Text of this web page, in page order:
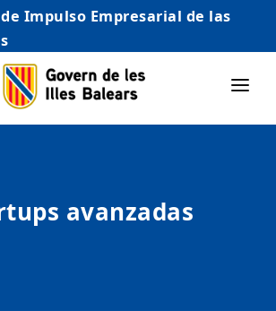
Impulso Empresarial de las
avanzadas